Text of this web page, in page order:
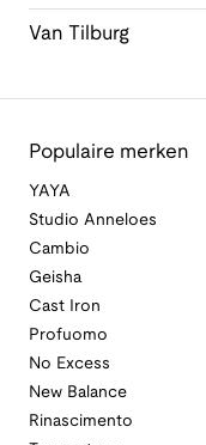
Van Tilburg
Populaire merken
YAYA
Studio Anneloes
Cambio
Geisha
Cast Iron
Profuomo
No Excess
New Balance
Rinascimento